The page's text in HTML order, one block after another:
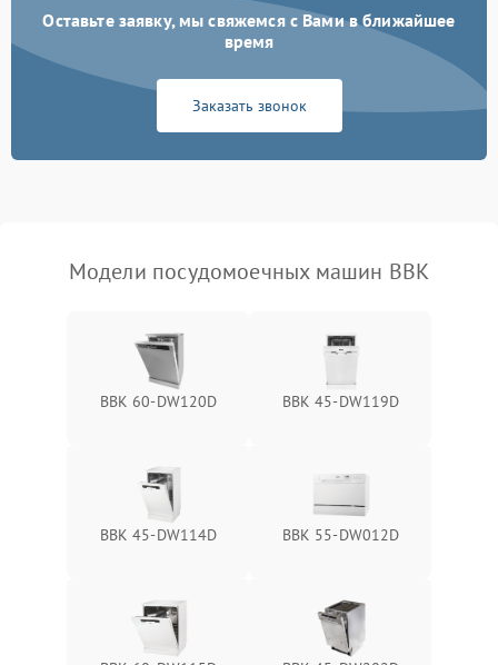
Не работает сушилка 2100 ₽ Подробнее →
Сбои в работе таймера 1700 ₽
Оставьте заявку, мы свяжемся с Вами в ближайшее
время
Заказать звонок
Модели посудомоечных машин BBK
BBK 60-DW120D BBK 45-DW119D
BBK 45-DW114D BBK 55-DW012D